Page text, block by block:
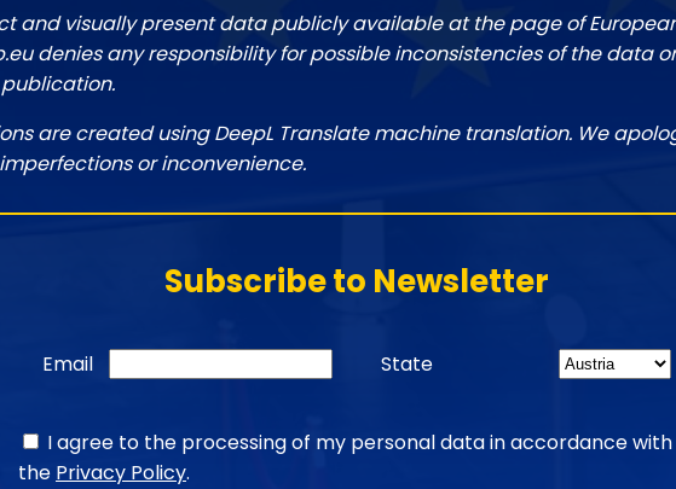
and visually present data publicly available at the page of
denies any responsibility for possible inconsistencies of the data
are created using DeepL Translate machine translation. We
or inconvenience.
Subscribe to Newsletter
Email State
I agree to the processing of my personal data in accordance with
the Privacy Policy.